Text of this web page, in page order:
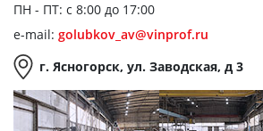
ПН - ПТ: с 8:00 до 17:00
e-mail: golubkov_av@vinprof.ru
г. Ясногорск, ул. Заводская, д 3